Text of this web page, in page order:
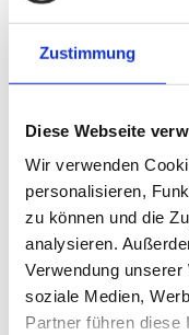
Zustimmung
Diese Webseite
Wir verwenden
personalisieren,
zu können und die
analysieren.
Verwendung
soziale Medien,
Partner führen diese